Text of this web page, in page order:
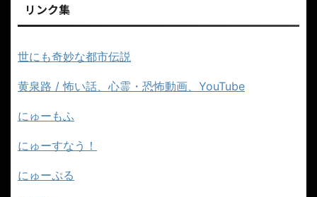
リンク集
世にも奇妙な都市伝説
黄泉路 / 怖い話、心霊・恐怖動画、YouTube
にゅーもふ
にゅーすなう！
にゅーぷる